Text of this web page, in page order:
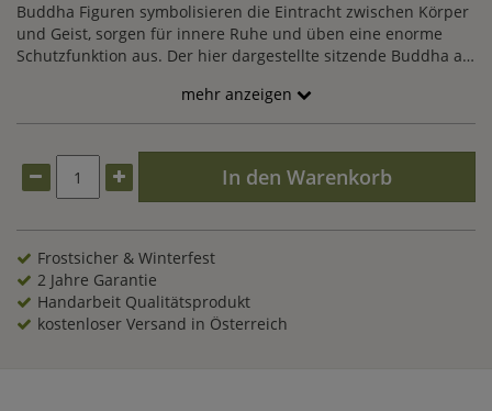
Buddha Figuren symbolisieren die Eintracht zwischen Körper
und Geist, sorgen für innere Ruhe und üben eine enorme
Schutzfunktion aus. Der hier dargestellte sitzende Buddha als
Händen und strahlt Zufriedenheit und Harmonie aus. Eine
sitzende Buddha Figur mahnt, belehrt und erleuchtet. Unsere
in Handarbeit hergestellt und eignet sich zur Aufstellung im
Innenbereich. Aus dem vollen Stein gefertigte Originale
dienen als Vorlage für diese Buddha Figuren aus Stein. In
einem aufwändigen Arbeitsschritt bekommt jede sitzende
Buddha Skulptur zum Abschluss ein Finish von Hand
aufgetragen. Mit einer kleinen Buddha Statue aus unserem
Onlineshop bringen Sie nicht zuletzt ein Stück fernöstlichen
Zaubers in Ihr Heim.
mehr anzeigen
In den Warenkorb
Frostsicher & Winterfest
2 Jahre Garantie
Handarbeit Qualitätsprodukt
kostenloser Versand in Österreich